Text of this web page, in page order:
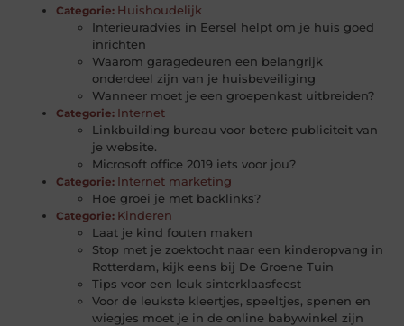
Categorie: Huishoudelijk
Interieuradvies in Eersel helpt om je huis goed
inrichten
Waarom garagedeuren een belangrijk
onderdeel zijn van je huisbeveiliging
Wanneer moet je een groepenkast uitbreiden?
Categorie: Internet
Linkbuilding bureau voor betere publiciteit van
je website.
Microsoft office 2019 iets voor jou?
Categorie: Internet marketing
Hoe groei je met backlinks?
Categorie: Kinderen
Laat je kind fouten maken
Stop met je zoektocht naar een kinderopvang in
Rotterdam, kijk eens bij De Groene Tuin
Tips voor een leuk sinterklaasfeest
Voor de leukste kleertjes, speeltjes, spenen en
wiegjes moet je in de online babywinkel zijn